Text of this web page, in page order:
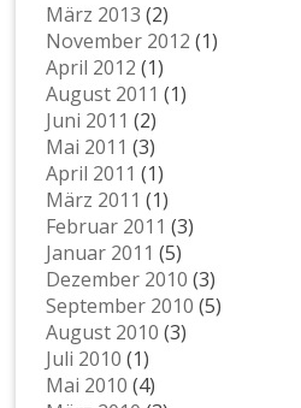
März 2013 (2)
November 2012 (1)
April 2012 (1)
August 2011 (1)
Juni 2011 (2)
Mai 2011 (3)
April 2011 (1)
März 2011 (1)
Februar 2011 (3)
Januar 2011 (5)
Dezember 2010 (3)
September 2010 (5)
August 2010 (3)
Juli 2010 (1)
Mai 2010 (4)